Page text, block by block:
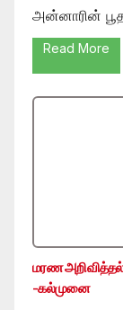
அன்னாரின்
Read More
மரண
-கல்முனை